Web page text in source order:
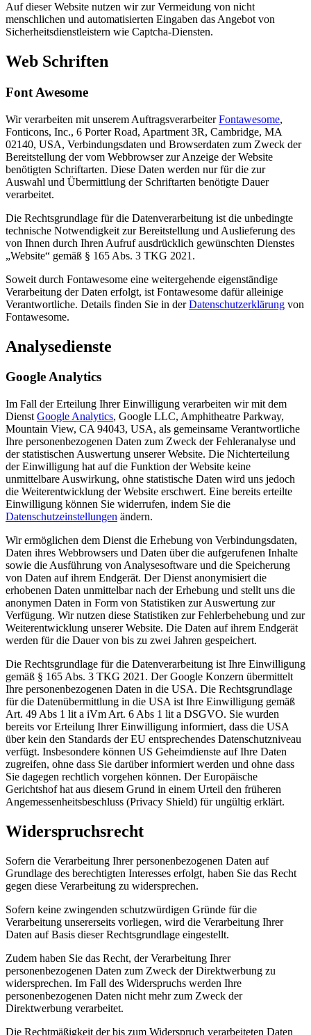
Auf dieser Website nutzen wir zur Vermeidung von nicht
menschlichen und automatisierten Eingaben das Angebot von
Sicherheitsdienstleistern wie Captcha-Diensten.
Web Schriften
Font Awesome
Wir verarbeiten mit unserem AuftragsverarbeiterFontawesome,
Fonticons, Inc., 6 Porter Road, Apartment 3R, Cambridge, MA
02140, USA, Verbindungsdaten und Browserdaten zum Zweck der
Bereitstellung der vom Webbrowser zur Anzeige der Website
benötigten Schriftarten. Diese Daten werden nur für die zur
Auswahl und Übermittlung der Schriftarten benötigte Dauer
verarbeitet.
Die Rechtsgrundlage für die Datenverarbeitung ist die unbedingte
technische Notwendigkeit zur Bereitstellung und Auslieferung des
von Ihnen durch Ihren Aufruf ausdrücklich gewünschten Dienstes
„Website“ gemäß § 165 Abs. 3 TKG 2021.
Soweit durch Fontawesome eine weitergehende eigenständige
Verarbeitung der Daten erfolgt, ist Fontawesome dafür alleinige
Verantwortliche. Details finden Sie in derDatenschutzerklärung von
Fontawesome.
Analysedienste
Google Analytics
Im Fall der Erteilung Ihrer Einwilligung verarbeiten wir mit dem
Dienst Google Analytics, Google LLC, Amphitheatre Parkway,
Mountain View, CA 94043, USA, als gemeinsame Verantwortliche
Ihre personenbezogenen Daten zum Zweck der Fehleranalyse und
der statistischen Auswertung unserer Website. Die Nichterteilung
der Einwilligung hat auf die Funktion der Website keine
unmittelbare Auswirkung, ohne statistische Daten wird uns jedoch
die Weiterentwicklung der Website erschwert. Eine bereits erteilte
Einwilligung können Sie widerrufen, indem Sie die
Datenschutzeinstellungen ändern.
Wir ermöglichen dem Dienst die Erhebung von Verbindungsdaten,
Daten ihres Webbrowsers und Daten über die aufgerufenen Inhalte
sowie die Ausführung von Analysesoftware und die Speicherung
von Daten auf ihrem Endgerät. Der Dienst anonymisiert die
erhobenen Daten unmittelbar nach der Erhebung und stellt uns die
anonymen Daten in Form von Statistiken zur Auswertung zur
Verfügung. Wir nutzen diese Statistiken zur Fehlerbehebung und zur
Weiterentwicklung unserer Website. Die Daten auf ihrem Endgerät
werden für die Dauer von bis zu zwei Jahren gespeichert.
Die Rechtsgrundlage für die Datenverarbeitung ist Ihre Einwilligung
gemäß § 165 Abs. 3 TKG 2021. Der Google Konzern übermittelt
Ihre personenbezogenen Daten in die USA. Die Rechtsgrundlage
für die Datenübermittlung in die USA ist Ihre Einwilligung gemäß
Art. 49 Abs 1 lit a iVm Art. 6 Abs 1 lit a DSGVO. Sie wurden
bereits vor Erteilung Ihrer Einwilligung informiert, dass die USA
über kein den Standards der EU entsprechendes Datenschutzniveau
verfügt. Insbesondere können US Geheimdienste auf Ihre Daten
zugreifen, ohne dass Sie darüber informiert werden und ohne dass
Sie dagegen rechtlich vorgehen können. Der Europäische
Gerichtshof hat aus diesem Grund in einem Urteil den früheren
Angemessenheitsbeschluss (Privacy Shield) für ungültig erklärt.
Widerspruchsrecht
Sofern die Verarbeitung Ihrer personenbezogenen Daten auf
Grundlage des berechtigten Interesses erfolgt, haben Sie das Recht
gegen diese Verarbeitung zu widersprechen.
Sofern keine zwingenden schutzwürdigen Gründe für die
Verarbeitung unsererseits vorliegen, wird die Verarbeitung Ihrer
Daten auf Basis dieser Rechtsgrundlage eingestellt.
Zudem haben Sie das Recht, der Verarbeitung Ihrer
personenbezogenen Daten zum Zweck der Direktwerbung zu
widersprechen. Im Fall des Widerspruchs werden Ihre
personenbezogenen Daten nicht mehr zum Zweck der
Direktwerbung verarbeitet.
Die Rechtmäßigkeit der bis zum Widerspruch verarbeiteten Daten